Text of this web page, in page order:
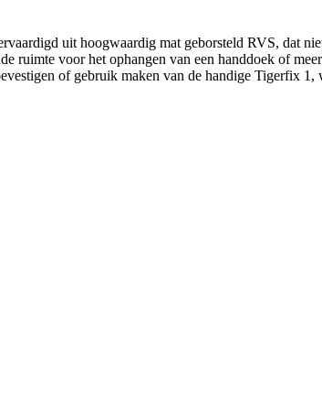
uit hoogwaardig mat geborsteld RVS, dat
ruimte voor het ophangen van een handdoek of
of gebruik maken van de handige Tigerfix 1,